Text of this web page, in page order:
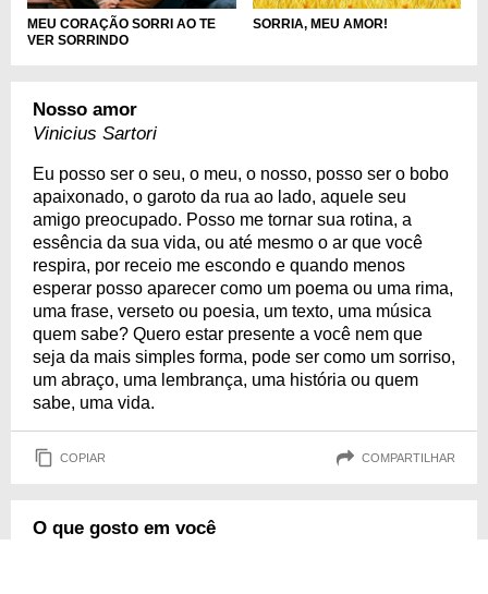
MEU CORAÇÃO SORRI AO TE
VER SORRINDO
SORRIA, MEU AMOR!
Nosso amor
Vinicius Sartori
Eu posso ser o seu, o meu, o nosso, posso ser o bobo
apaixonado, o garoto da rua ao lado, aquele seu
amigo preocupado. Posso me tornar sua rotina, a
essência da sua vida, ou até mesmo o ar que você
respira, por receio me escondo e quando menos
esperar posso aparecer como um poema ou uma rima,
uma frase, verseto ou poesia, um texto, uma música
quem sabe? Quero estar presente a você nem que
seja da mais simples forma, pode ser como um sorriso,
um abraço, uma lembrança, uma história ou quem
sabe, uma vida.
COPIAR COMPARTILHAR
O que gosto em você